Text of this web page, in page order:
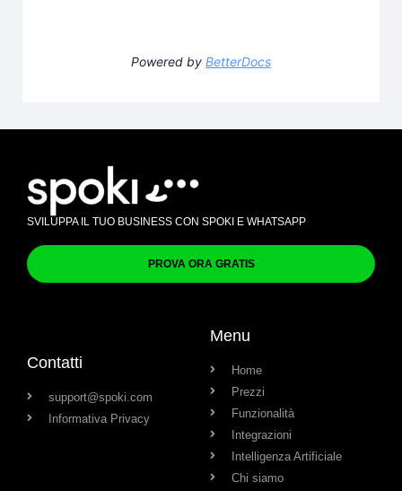
Powered by BetterDocs
SVILUPPA IL TUO BUSINESS CON SPOKI E WHATSAPP
PROVA ORA GRATIS
Contatti
support@spoki.com
Informativa Privacy
Menu
Home
Prezzi
Funzionalità
Integrazioni
Intelligenza Artificiale
Chi siamo